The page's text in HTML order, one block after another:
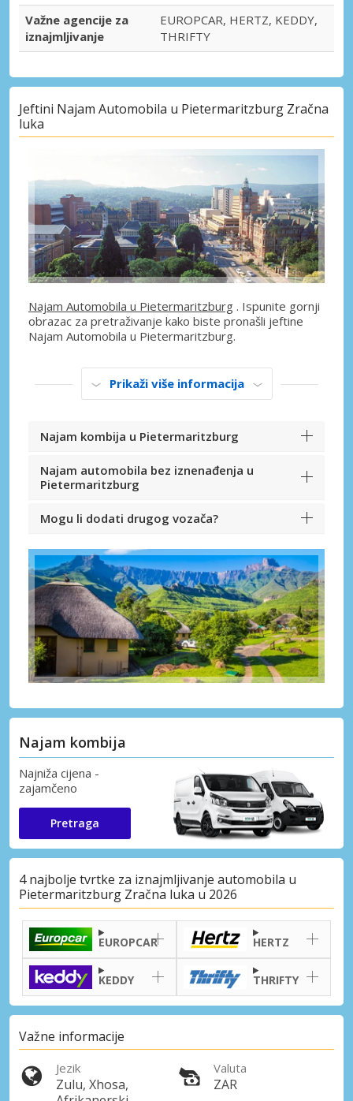
Važne agencije za
iznajmljivanje
EUROPCAR, HERTZ, KEDDY,
THRIFTY
Jeftini Najam Automobila u Pietermaritzburg Zračna
luka
Najam Automobila u Pietermaritzburg . Ispunite gornji
obrazac za pretraživanje kako biste pronašli jeftine
Najam Automobila u Pietermaritzburg.
Prikaži više informacija
Najam kombija u Pietermaritzburg
Najam automobila bez iznenađenja u
Pietermaritzburg
Mogu li dodati drugog vozača?
Najam kombija
Najniža cijena -
zajamčeno
Pretraga
4 najbolje tvrtke za iznajmljivanje automobila u
Pietermaritzburg Zračna luka u 2026
EUROPCAR HERTZ
KEDDY THRIFTY
Važne informacije
Jezik
Zulu, Xhosa,
Valuta
ZAR